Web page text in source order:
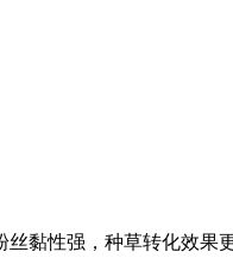
黏性强，种草转化效果更